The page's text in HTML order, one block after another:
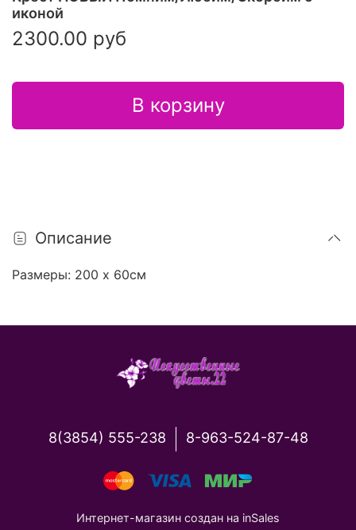
иконой
2300.00 руб
В корзину
Описание
Размеры: 200 х 60см
8(3854) 555-238 8-963-524-87-48
Интернет-магазин создан на inSales